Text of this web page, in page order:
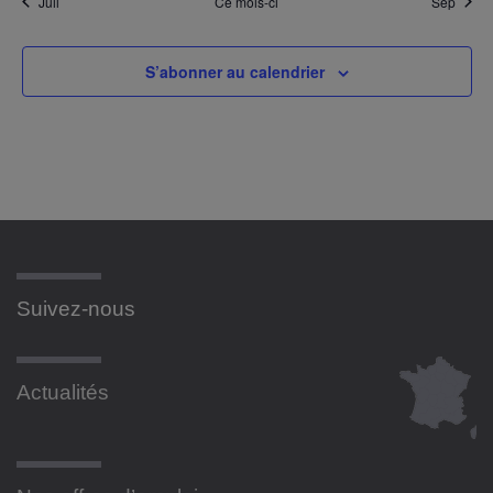
S’abonner au calendrier
Suivez-nous
Actualités